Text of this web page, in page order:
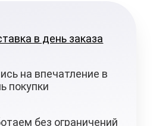
от
в день заказа
на впечатление в
покупки
без ограничений